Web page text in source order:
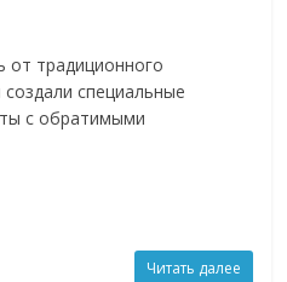
от традиционного
специальные
с обратимыми
Читать далее